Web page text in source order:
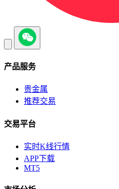
产品服务
贵金属
推荐交易
交易平台
实时K线行情
APP下载
MT5